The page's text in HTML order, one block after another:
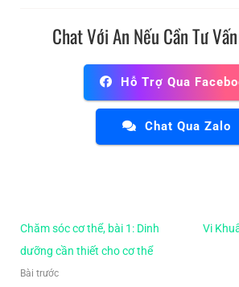
Chat Với An Nếu Cần Tư
Hỗ Trợ Qua
Chat Qua Zalo
Chăm sóc cơ thể, bài 1: Dinh
dưỡng cần thiết cho cơ thể
Bài trước
Vi